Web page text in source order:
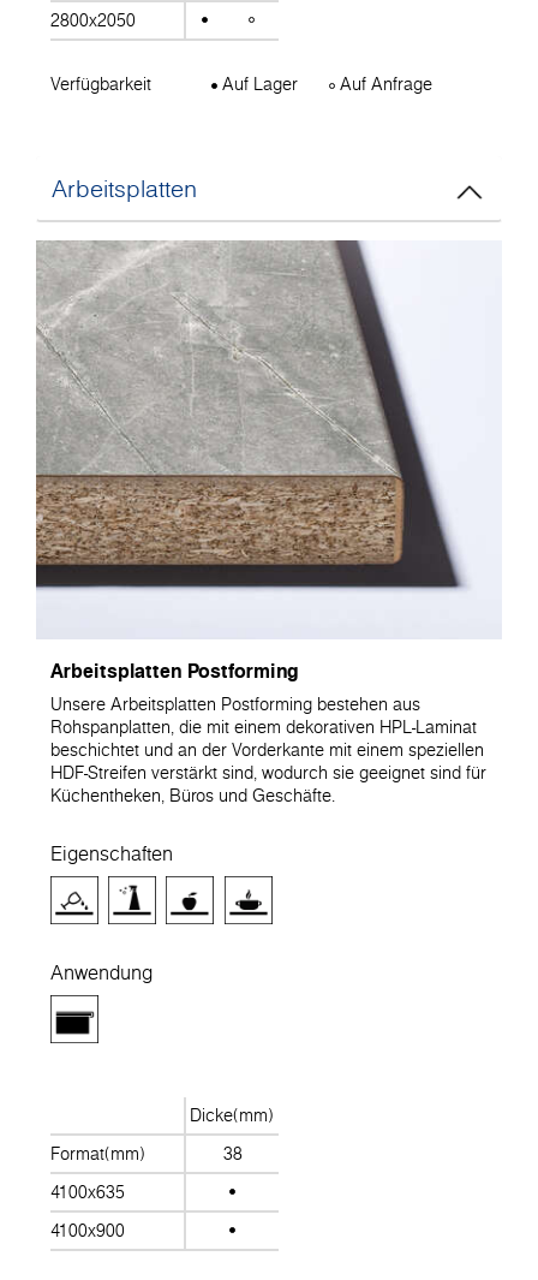
2800x2050
Verfügbarkeit Auf Lager Auf Anfrage
Arbeitsplatten
Arbeitsplatten Postforming
Unsere Arbeitsplatten Postforming bestehen aus
Rohspanplatten, die mit einem dekorativen HPL-Laminat
beschichtet und an der Vorderkante mit einem speziellen
HDF-Streifen verstärkt sind, wodurch sie geeignet sind für
Küchentheken, Büros und Geschäfte.
Eigenschaften
Anwendung
Dicke(mm)
Format(mm)
38
4100x635
4100x900